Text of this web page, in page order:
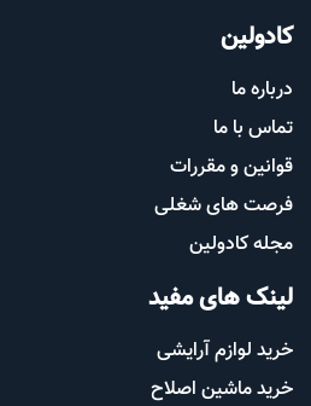
کادولین
درباره ما
تماس با ما
قوانین و مقررات
فرصت های شغلی
مجله کادولین
لینک های مفید
خرید لوازم آرایشی
خرید ماشین اصلاح